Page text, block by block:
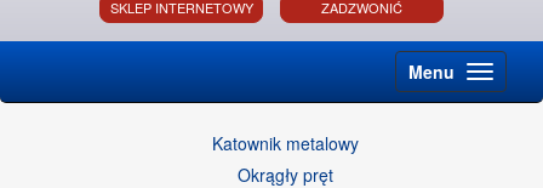
SKLEP INTERNETOWY ZADZWONIĆ
Menu
Katownik metalowy
Okrągły pręt